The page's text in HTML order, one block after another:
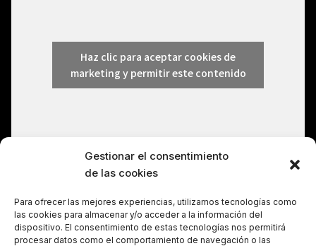
Gestionar el consentimiento
de las cookies
Para ofrecer las mejores experiencias, utilizamos tecnologías como
las cookies para almacenar y/o acceder a la información del
dispositivo. El consentimiento de estas tecnologías nos permitirá
procesar datos como el comportamiento de navegación o las
Haz clic para aceptar cookies de
marketing y permitir este contenido